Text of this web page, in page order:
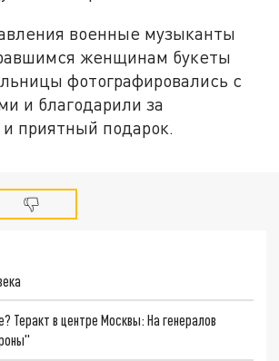
военные музыканты
женщинам букеты
фотографировались с
и благодарили за
приятный подарок.
Теракт в центре Москвы: На генералов